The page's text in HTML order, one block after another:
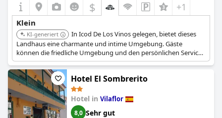
$ +1
Klein
KI-generiert
In Icod De Los Vinos gelegen, bietet dieses
Landhaus eine charmante und intime Umgebung. Gäste
können die friedliche Umgebung und den persönlichen Service
genießen. Das Hotel bietet ein einzigartiges kulturelles Erlebnis
mit traditioneller Architektur.
Hotel El Sombrerito
Hotel in Vilaflor
8,0 Sehr gut